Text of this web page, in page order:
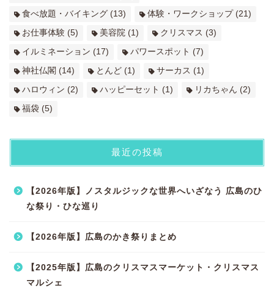
食べ放題・バイキング (13) 体験・ワークショップ(21)
お仕事体験 (5) 美容院 (1) クリスマス (3)
イルミネーション (17) パワースポット (7)
神社仏閣 (14) とんど (1) サーカス (1)
ハロウィン (2) ハッピーセット (1) リカちゃん (2)
福袋 (5)
最近の投稿
【2026年版】ノスタルジックな世界へいざなう 広島のひ
な祭り・ひな巡り
【2026年版】広島のかき祭りまとめ
【2025年版】広島のクリスマスマーケット・クリスマス
マルシェ